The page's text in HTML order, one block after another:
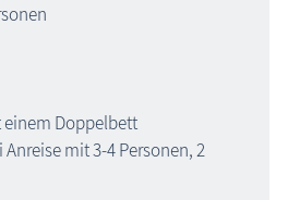
Doppelbett
mit 3-4 Personen, 2